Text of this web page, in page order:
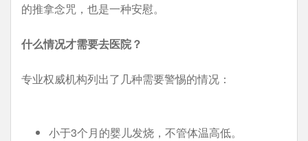
的推拿念咒，也是一种安慰。
什么情况才需要去医院？
专业权威机构列出了几种需要警惕的情况：
小于3个月的婴儿发烧，不管体温高低。